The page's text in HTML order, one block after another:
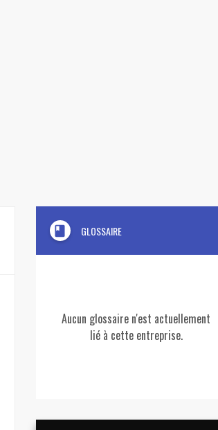
book GLOSSAIRE
Aucun glossaire n'est actuellement
lié à cette entreprise.